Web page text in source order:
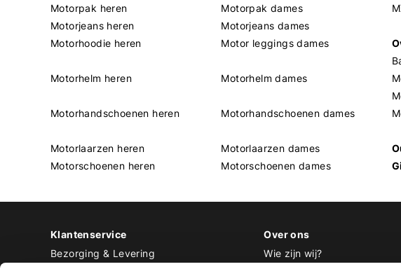
Motorpak heren
Motorjeans heren
Motorhoodie heren
Motorhelm heren
Motorhandschoenen heren
Motorlaarzen heren
Motorschoenen heren
Motorpak dames
Motorjeans dames
Motor leggings dames
Motorhelm dames
Motorhandschoenen dames
Motorlaarzen dames
Motorschoenen dames
Klantenservice
Bezorging & Levering
Over ons
Wie zijn wij?